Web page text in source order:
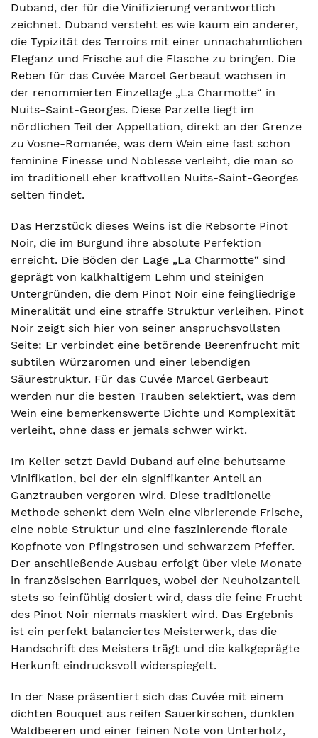
Duband, der für die Vinifizierung verantwortlich
zeichnet. Duband versteht es wie kaum ein anderer,
die Typizität des Terroirs mit einer unnachahmlichen
Eleganz und Frische auf die Flasche zu bringen. Die
Reben für das Cuvée Marcel Gerbeaut wachsen in
der renommierten Einzellage „La Charmotte“ in
Nuits-Saint-Georges. Diese Parzelle liegt im
nördlichen Teil der Appellation, direkt an der Grenze
zu Vosne-Romanée, was dem Wein eine fast schon
feminine Finesse und Noblesse verleiht, die man so
im traditionell eher kraftvollen Nuits-Saint-Georges
selten findet.
Das Herzstück dieses Weins ist die Rebsorte Pinot
Noir, die im Burgund ihre absolute Perfektion
erreicht. Die Böden der Lage „La Charmotte“ sind
geprägt von kalkhaltigem Lehm und steinigen
Untergründen, die dem Pinot Noir eine feingliedrige
Mineralität und eine straffe Struktur verleihen. Pinot
Noir zeigt sich hier von seiner anspruchsvollsten
Seite: Er verbindet eine betörende Beerenfrucht mit
subtilen Würzaromen und einer lebendigen
Säurestruktur. Für das Cuvée Marcel Gerbeaut
werden nur die besten Trauben selektiert, was dem
Wein eine bemerkenswerte Dichte und Komplexität
verleiht, ohne dass er jemals schwer wirkt.
Im Keller setzt David Duband auf eine behutsame
Vinifikation, bei der ein signifikanter Anteil an
Ganztrauben vergoren wird. Diese traditionelle
Methode schenkt dem Wein eine vibrierende Frische,
eine noble Struktur und eine faszinierende florale
Kopfnote von Pfingstrosen und schwarzem Pfeffer.
Der anschließende Ausbau erfolgt über viele Monate
in französischen Barriques, wobei der Neuholzanteil
stets so feinfühlig dosiert wird, dass die feine Frucht
des Pinot Noir niemals maskiert wird. Das Ergebnis
ist ein perfekt balanciertes Meisterwerk, das die
Handschrift des Meisters trägt und die kalkgeprägte
Herkunft eindrucksvoll widerspiegelt.
In der Nase präsentiert sich das Cuvée mit einem
dichten Bouquet aus reifen Sauerkirschen, dunklen
Waldbeeren und einer feinen Note von Unterholz,